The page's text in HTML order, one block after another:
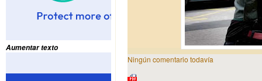
Aumentar texto
Ningún comentario todavía